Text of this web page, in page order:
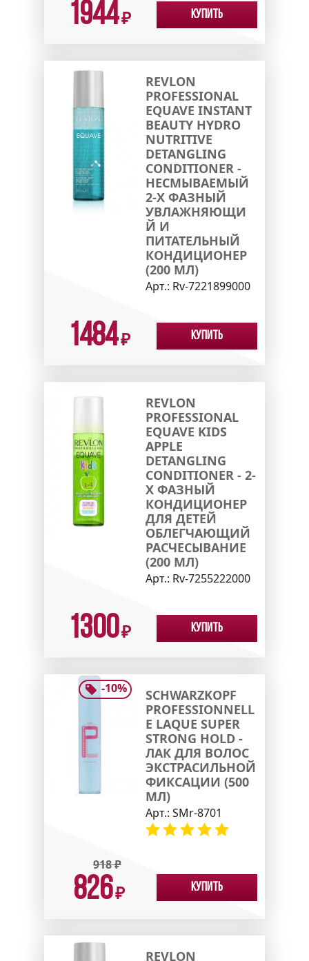
1944₽ Купить
REVLON
PROFESSIONAL
EQUAVE INSTANT
BEAUTY HYDRO
NUTRITIVE
DETANGLING
CONDITIONER -
НЕСМЫВАЕМЫЙ
2-Х ФАЗНЫЙ
УВЛАЖНЯЮЩИ
Й И
ПИТАТЕЛЬНЫЙ
КОНДИЦИОНЕР
(200 МЛ)
Арт.: Rv-7221899000
1484₽ Купить
REVLON
PROFESSIONAL
EQUAVE KIDS
APPLE
DETANGLING
CONDITIONER - 2-
Х ФАЗНЫЙ
КОНДИЦИОНЕР
ДЛЯ ДЕТЕЙ
ОБЛЕГЧАЮЩИЙ
РАСЧЕСЫВАНИЕ
(200 МЛ)
Арт.: Rv-7255222000
1300₽ Купить
-10%
SCHWARZKOPF
PROFESSIONNELL
E LAQUE SUPER
STRONG HOLD -
ЛАК ДЛЯ ВОЛОС
ЭКСТРАСИЛЬНОЙ
ФИКСАЦИИ (500
МЛ)
Арт.: SMr-8701
918₽
826₽ Купить
REVLON